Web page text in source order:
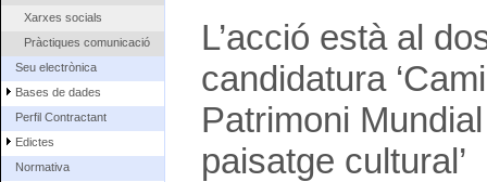
Xarxes socials
Pràctiques comunicació
Seu electrònica
Bases de dades
Perfil Contractant
Edictes
Normativa
L’acció està al
candidatura
Patrimoni
paisatge cultural’